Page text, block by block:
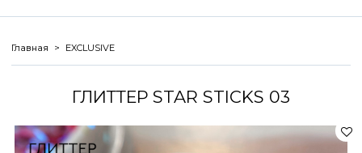
Главная EXCLUSIVE
ГЛИТТЕР STAR STICKS 03